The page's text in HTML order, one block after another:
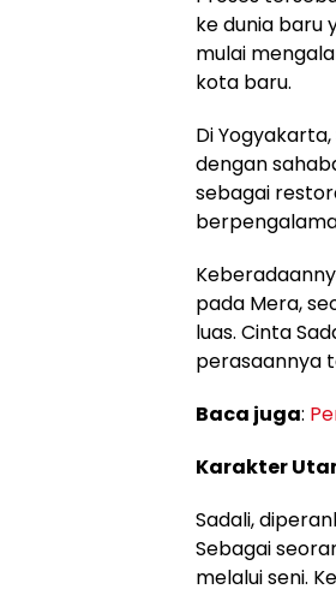
ke dunia baru
mulai
kota baru.
Di
dengan
sebagai
pada Mera,
luas. Cinta
perasaannya
Baca juga:
Karakter
Sadali,
Sebagai
melalui seni.